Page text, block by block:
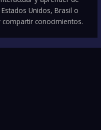
Unidos, Brasil o
conocimientos.